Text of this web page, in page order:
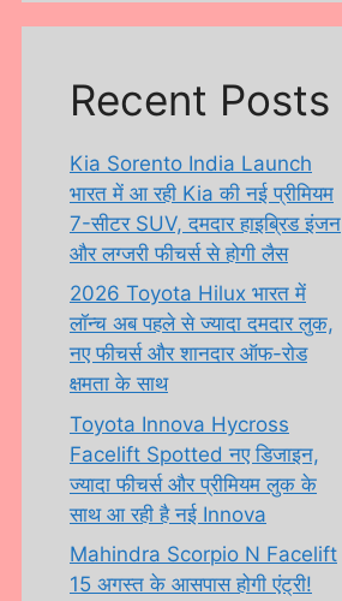
Recent Posts
Kia Sorento India Launch
भारत में आ रही Kia की नई प्रीमियम
7-सीटर SUV, दमदार हाइब्रिड इंजन
और लग्जरी फीचर्स से होगी लैस
2026 Toyota Hilux भारत में
लॉन्च अब पहले से ज्यादा दमदार लुक,
नए फीचर्स और शानदार ऑफ-रोड
क्षमता के साथ
Toyota Innova Hycross
Facelift Spotted नए डिजाइन,
ज्यादा फीचर्स और प्रीमियम लुक के
साथ आ रही है नई Innova
Mahindra Scorpio N Facelift
15 अगस्त के आसपास होगी एंट्री!